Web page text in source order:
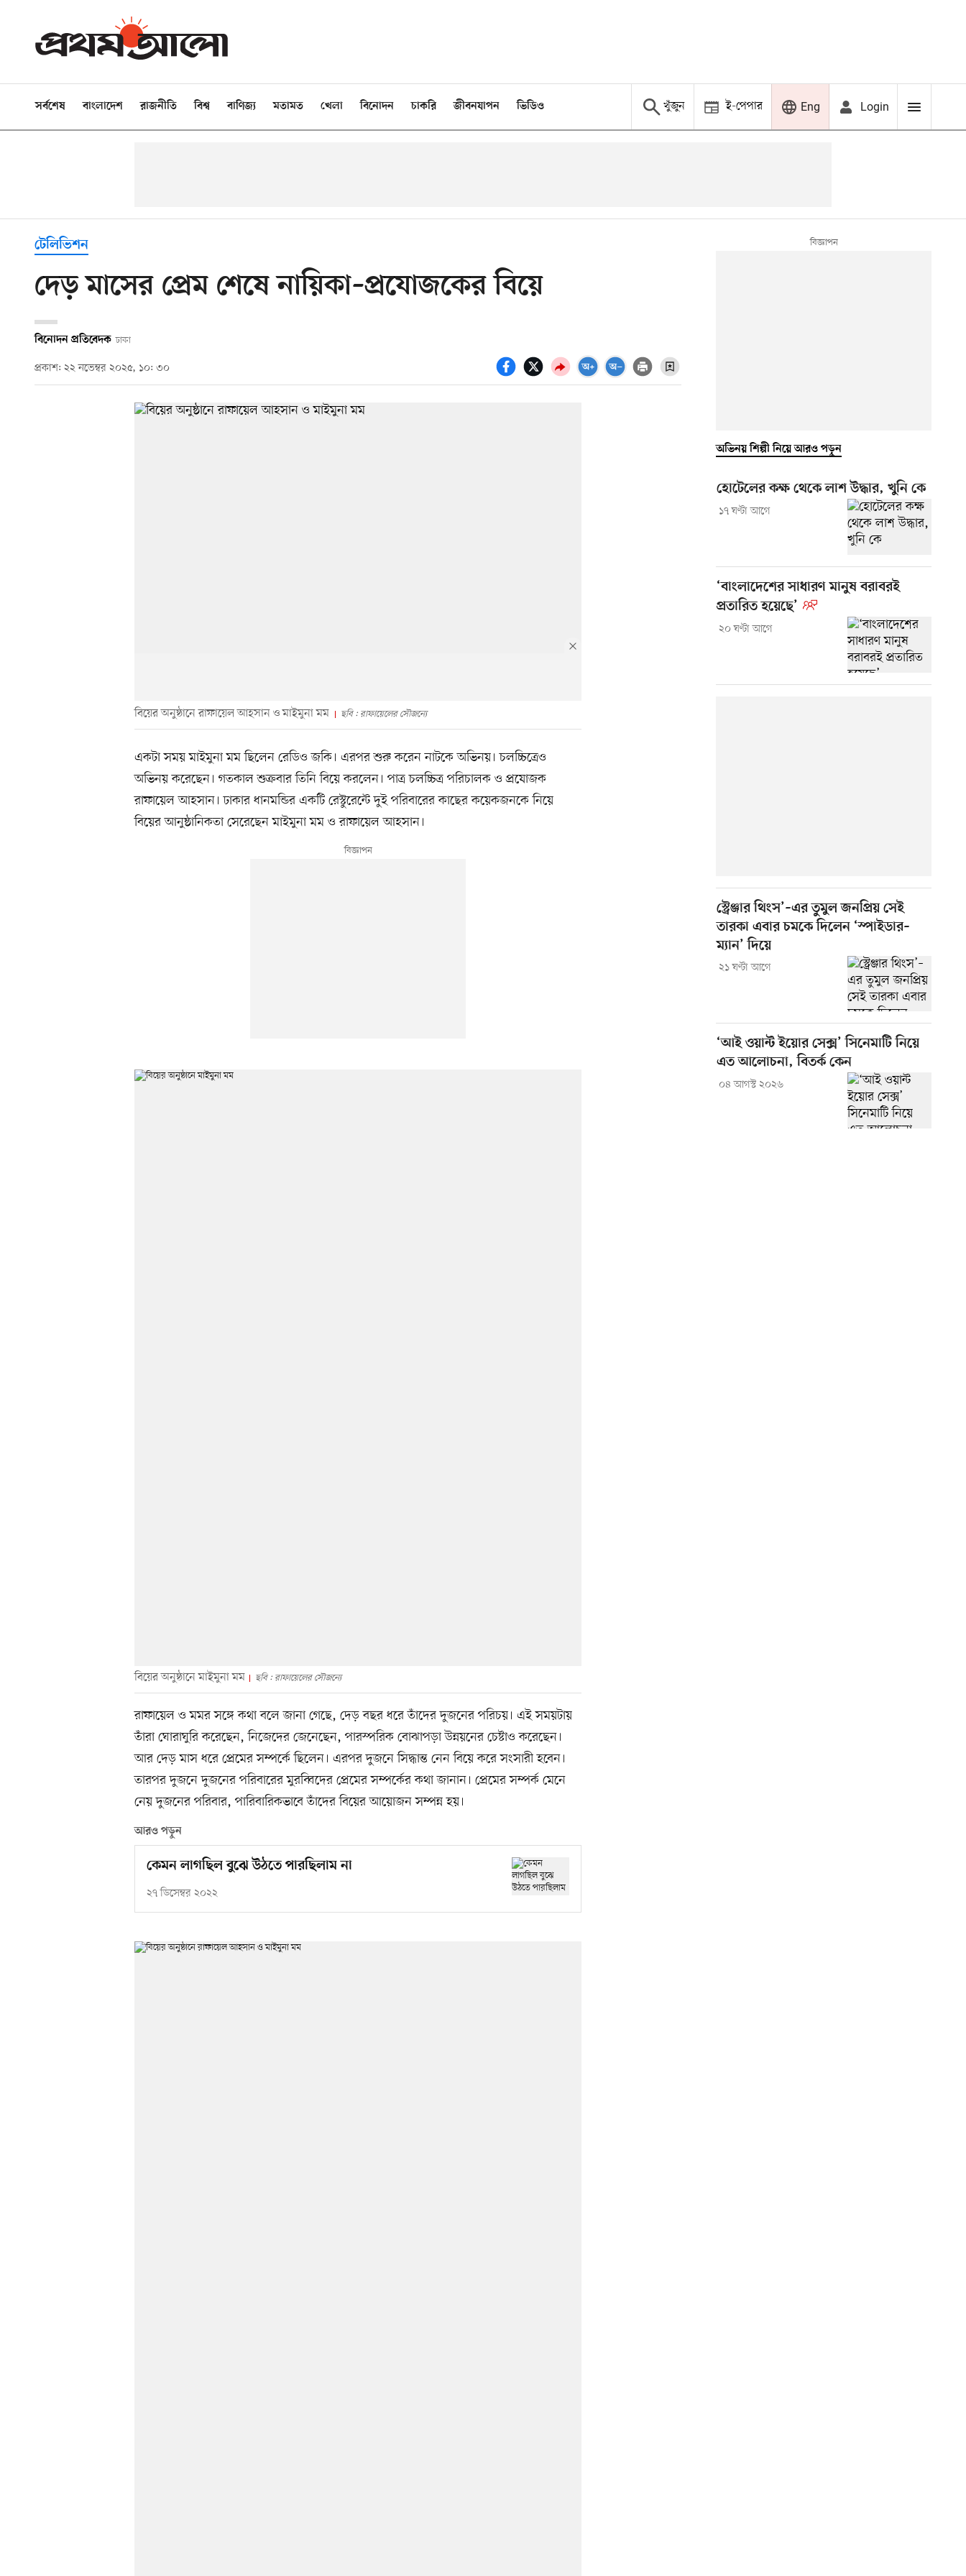
সর্বশেষ বাংলাদেশ রাজনীতি বিশ্ব বাণিজ্য মতামত খেলা বিনোদন চাকরি জীবনযাপন ভিডিও খুঁজুন ই-পেপার Eng Login
টেলিভিশন
দেড় মাসের প্রেম শেষে নায়িকা–প্রযোজকের বিয়ে
বিনোদন প্রতিবেদক ঢাকা
প্রকাশ: ২২ নভেম্বর ২০২৫, ১০: ৩০
বিয়ের অনুষ্ঠানে রাফায়েল আহসান ও মাইমুনা মম ছবি : রাফায়েলের সৌজন্যে
একটা সময় মাইমুনা মম ছিলেন রেডিও জকি। এরপর শুরু করেন নাটকে অভিনয়। চলচ্চিত্রেও
অভিনয় করেছেন। গতকাল শুক্রবার তিনি বিয়ে করলেন। পাত্র চলচ্চিত্র পরিচালক ও প্রযোজক
রাফায়েল আহসান। ঢাকার ধানমন্ডির একটি রেস্টুরেন্টে দুই পরিবারের কাছের কয়েকজনকে নিয়ে
বিয়ের আনুষ্ঠানিকতা সেরেছেন মাইমুনা মম ও রাফায়েল আহসান।
বিয়ের অনুষ্ঠানে মাইমুনা মম ছবি : রাফায়েলের সৌজন্যে
রাফায়েল ও মমর সঙ্গে কথা বলে জানা গেছে, দেড় বছর ধরে তাঁদের দুজনের পরিচয়। এই সময়টায়
তাঁরা ঘোরাঘুরি করেছেন, নিজেদের জেনেছেন, পারস্পরিক বোঝাপড়া উন্নয়নের চেষ্টাও করেছেন।
আর দেড় মাস ধরে প্রেমের সম্পর্কে ছিলেন। এরপর দুজনে সিদ্ধান্ত নেন বিয়ে করে সংসারী হবেন।
তারপর দুজনে দুজনের পরিবারের মুরব্বিদের প্রেমের সম্পর্কের কথা জানান। প্রেমের সম্পর্ক মেনে
নেয় দুজনের পরিবার, পারিবারিকভাবে তাঁদের বিয়ের আয়োজন সম্পন্ন হয়।
আরও পড়ুন
কেমন লাগছিল বুঝে উঠতে পারছিলাম না
২৭ ডিসেম্বর ২০২২
অভিনয় শিল্পী নিয়ে আরও পড়ুন
হোটেলের কক্ষ থেকে লাশ উদ্ধার, খুনি কে
১৭ ঘণ্টা আগে
‘বাংলাদেশের সাধারণ মানুষ বরাবরই
প্রতারিত হয়েছে’
২০ ঘণ্টা আগে
স্ট্রেঞ্জার থিংস’–এর তুমুল জনপ্রিয় সেই
তারকা এবার চমকে দিলেন ‘স্পাইডার–
ম্যান’ দিয়ে
২১ ঘণ্টা আগে
‘আই ওয়ান্ট ইয়োর সেক্স’ সিনেমাটি নিয়ে
এত আলোচনা, বিতর্ক কেন
০৪ আগস্ট ২০২৬